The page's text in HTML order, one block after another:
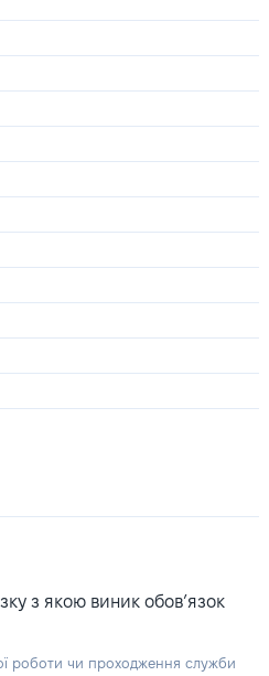
з якою виник обов’язок
роботи чи проходження служби